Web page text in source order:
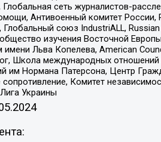
сеть журналистов-
Антивоенный комитет России,
союз IndustriALL,
изучения Восточной
Льва Копелева, American
Школа международных отношений
им Нормана Патерсона, Центр
Комитет
Украины